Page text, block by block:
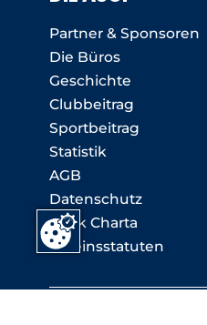
Partner & Sponsoren
Die Büros
Geschichte
Clubbeitrag
Sportbeitrag
Statistik
AGB
Datenschutz
Ethik Charta
Vereinsstatuten